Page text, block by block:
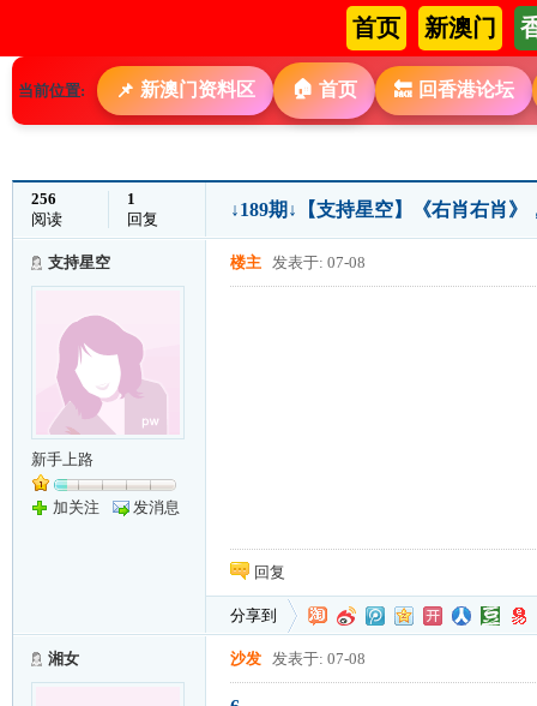
首页 新澳门
当前位置: 📌 新澳门资料区 🏠 首页 🔙 回香港论坛
256
阅读
1
回复
↓189期↓【支持星空】《右肖右肖
支持星空
新手上路
加关注 发消息
楼主 发表于: 07-08
回复
分享到
湘女 沙发 发表于: 07-08